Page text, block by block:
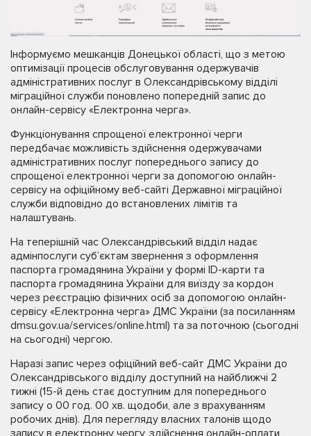
Інформуємо мешканців Донецької області, що з метою
оптимізації процесів обслуговування одержувачів
адміністративних послуг в Олександрівському відділі
міграційної служби поновлено попередній запис до
онлайн-сервісу «Електронна черга».
Функціонування спрощеної електронної черги
передбачає можливість здійснення одержувачами
адміністративних послуг попереднього запису до
спрощеної електронної черги за допомогою онлайн-
сервісу на офіційному веб-сайті Державної міграційної
служби відповідно до встановлених лімітів та
налаштувань.
На теперішній час Олександрівський відділ надає
адмінпослуги суб’єктам звернення з оформлення
паспорта громадянина України у формі ID-карти та
паспорта громадянина України для виїзду за кордон
через реєстрацію фізичних осіб за допомогою онлайн-
сервісу «Електронна черга» ДМС України (за посиланням
dmsu.gov.ua/services/online.html) та за поточною (сьогодні
на сьогодні) чергою.
Наразі запис через офіційний веб-сайт ДМС України до
Олександрівського відділу доступний на найближчі 2
тижні (15-й день стає доступним для попереднього
запису о 00 год. 00 хв. щодоби, але з врахуванням
робочих днів). Для перегляду власних талонів щодо